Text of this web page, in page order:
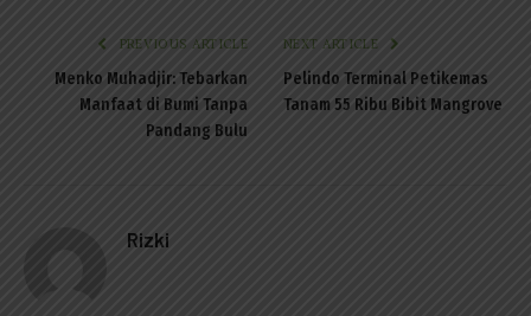
PREVIOUS ARTICLE
Menko Muhadjir: Tebarkan
Manfaat di Bumi Tanpa
Pandang Bulu
NEXT ARTICLE
Pelindo Terminal Petikemas
Tanam 55 Ribu Bibit Mangrove
Rizki